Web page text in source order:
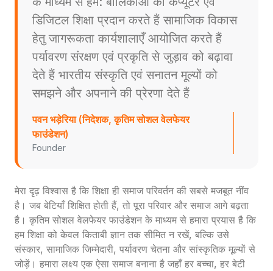
डिजिटल शिक्षा प्रदान करते हैं सामाजिक विकास
हेतु जागरूकता कार्यशालाएँ आयोजित करते हैं
पर्यावरण संरक्षण एवं प्रकृति से जुड़ाव को बढ़ावा
देते हैं भारतीय संस्कृति एवं सनातन मूल्यों को
समझने और अपनाने की प्रेरणा देते हैं
पवन भड़ेरिया (निदेशक, कृतिम सोशल वेलफेयर
फाउंडेशन)
Founder
मेरा दृढ़ विश्वास है कि शिक्षा ही समाज परिवर्तन की सबसे मजबूत नींव
है। जब बेटियाँ शिक्षित होती हैं, तो पूरा परिवार और समाज आगे बढ़ता
है। कृतिम सोशल वेलफेयर फाउंडेशन के माध्यम से हमारा प्रयास है कि
हम शिक्षा को केवल किताबी ज्ञान तक सीमित न रखें, बल्कि उसे
संस्कार, सामाजिक जिम्मेदारी, पर्यावरण चेतना और सांस्कृतिक मूल्यों से
जोड़ें। हमारा लक्ष्य एक ऐसा समाज बनाना है जहाँ हर बच्चा, हर बेटी